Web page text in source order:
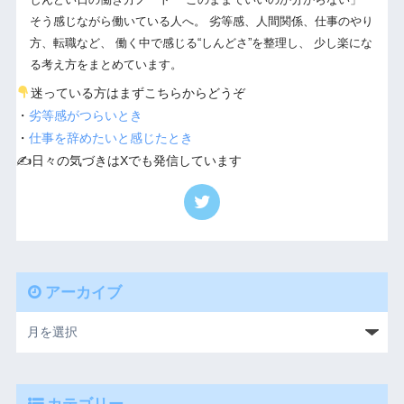
そう感じながら働いている人へ。 劣等感、人間関係、仕事のやり
方、転職など、 働く中で感じる“しんどさ”を整理し、 少し楽にな
る考え方をまとめています。
迷っている方はまずこちらからどうぞ
・ 劣等感がつらいとき
・ 仕事を辞めたいと感じたとき
✍️日々の気づきはXでも発信しています
アーカイブ